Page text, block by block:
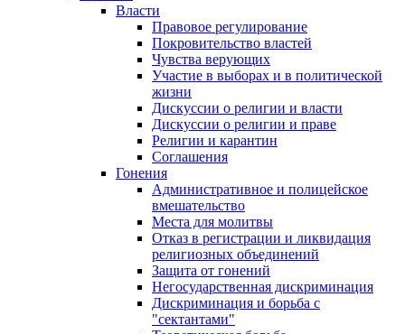
Власти
Правовое регулирование
Покровительство властей
Чувства верующих
Участие в выборах и в политической
жизни
Дискуссии о религии и власти
Дискуссии о религии и праве
Религии и карантин
Соглашения
Гонения
Административное и полицейское
вмешательство
Места для молитвы
Отказ в регистрации и ликвидация
религиозных объединений
Защита от гонений
Негосударственная дискриминация
Дискриминация и борьба с
"сектантами"